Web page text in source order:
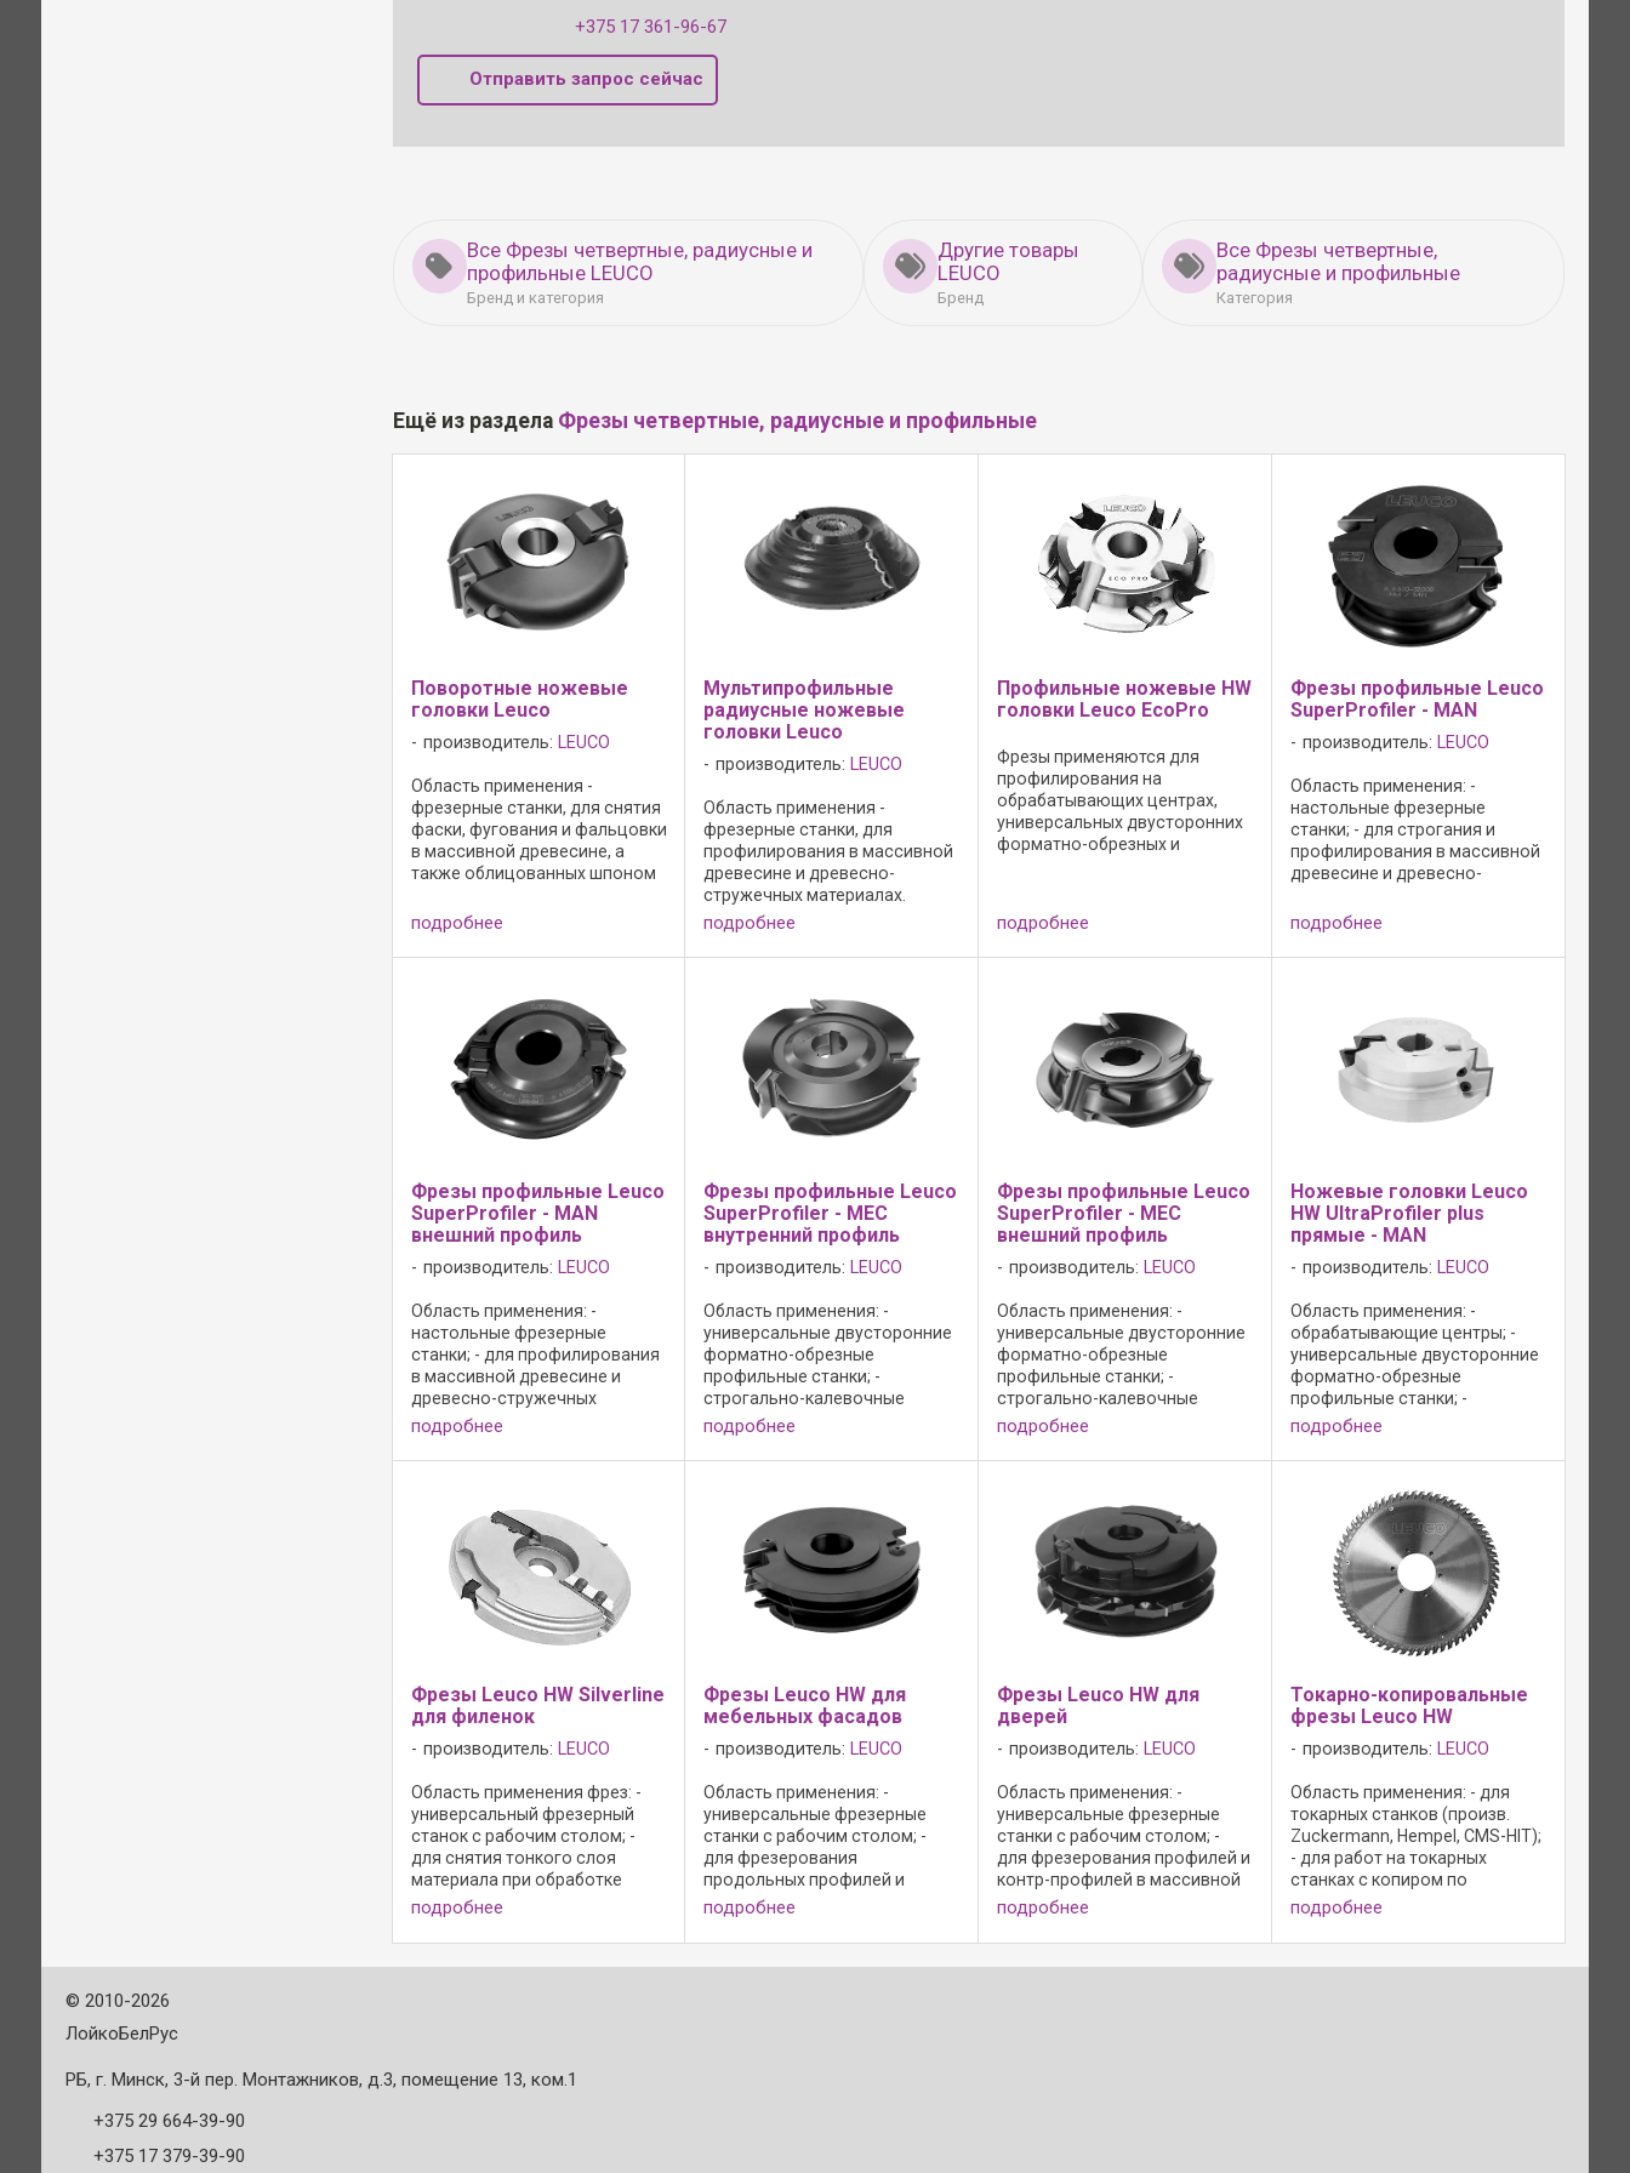
+375 17 361-96-67
Отправить запрос сейчас
Все Фрезы четвертные, радиусные и
профильные LEUCO
Бренд и категория
Другие товары
LEUCO
Бренд
Все Фрезы четвертные,
радиусные и профильные
Категория
Ещё из раздела Фрезы четвертные, радиусные и профильные
Поворотные ножевые
головки Leuco
производитель: LEUCO
Область применения -
фрезерные станки, для снятия
фаски, фугования и фальцовки
в массивной древесине, а
также облицованных шпоном
стружечных материалах с
регулируемым углом фаски.
Резцы без осевого угла.
подробнее
Мультипрофильные
радиусные ножевые
головки Leuco
производитель: LEUCO
Область применения -
фрезерные станки, для
профилирования в массивной
древесине и древесно-
стружечных материалах.
Исполнение фрез: - резцы без
осевого угла; - режущий
материал: HW HL Solid 25; -
высокопрочного алюминия; - с
подробнее
Профильные ножевые HW
головки Leuco EcoPro
Фрезы применяются для
профилирования на
обрабатывающих центрах,
универсальных двусторонних
форматно-обрезных и
станках, на фрезерных
станках. Для профилирования
подробнее
Фрезы профильные Leuco
SuperProfiler - MAN
производитель: LEUCO
Область применения: -
настольные фрезерные
станки; - для строгания и
профилирования в массивной
древесине и древесно-
Конструкция фрезы: - резцы
без осевого угла; - n = 6 200 -
10 700 мин-1; - режущий
подробнее
Фрезы профильные Leuco
SuperProfiler - MAN
внешний профиль
производитель: LEUCO
Область применения: -
настольные фрезерные
станки; - для профилирования
в массивной древесине и
древесно-стружечных
материалах; Конструкция фрез
и её преимущества: - резцы
без осевого угла; - n = 6 200 -
материал: HW HL Board ...
подробнее
Фрезы профильные Leuco
SuperProfiler - MEC
внутренний профиль
производитель: LEUCO
Область применения: -
универсальные двусторонние
форматно-обрезные
профильные станки; -
строгально-калевочные
станки; - агрегаты для
копировального и
продольного фрезерования
массивной древесине и
древесно-стружечных ...
подробнее
Фрезы профильные Leuco
SuperProfiler - MEC
внешний профиль
производитель: LEUCO
Область применения: -
универсальные двусторонние
форматно-обрезные
профильные станки; -
строгально-калевочные
станки; - для профилирования
в массивной древесине и
древесно-стружечных
и преимущества: - резцы без
осевого ...
подробнее
Ножевые головки Leuco
HW UltraProfiler plus
прямые - MAN
производитель: LEUCO
Область применения: -
обрабатывающие центры; -
универсальные двусторонние
форматно-обрезные
профильные станки; -
строгально-калевочные
станки; - настольные
фрезерные станки; - для
древесине и древесно-
стружечных ...
подробнее
Фрезы Leuco HW Silverline
для филенок
производитель: LEUCO
Область применения фрез: -
универсальный фрезерный
станок с рабочим столом; -
для снятия тонкого слоя
материала при обработке
кассетных филëноок из
массивной древесины и
древесных материалов;
Исполнение фрез: - корпус
подробнее
Фрезы Leuco HW для
мебельных фасадов
производитель: LEUCO
Область применения: -
универсальные фрезерные
станки с рабочим столом; -
для фрезерования
продольных профилей и
контр-профилей при
производстве дверей, мебели
и кассетных филëнок из
массивной древесины и
подробнее
Фрезы Leuco HW для
дверей
производитель: LEUCO
Область применения: -
универсальные фрезерные
станки с рабочим столом; -
для фрезерования профилей и
контр-профилей в массивной
древесине и древесных
материалахУниверсальные
фрезерные станки с рабочим
столом; - для фрезерования
подробнее
Токарно-копировальные
фрезы Leuco HW
производитель: LEUCO
Область применения: - для
токарных станков (произв.
Zuckermann, Hempel, CMS-HIT);
- для работ на токарных
станках с копиром по
массивной древесине;
Исполнение: - твердосплавные
зубья; - специальная форма
зубьев; - допуск на диаметр
подробнее
© 2010-2026
ЛойкоБелРус
РБ, г. Минск, 3-й пер. Монтажников, д.3, помещение 13, ком.1
+375 29 664-39-90
+375 17 379-39-90